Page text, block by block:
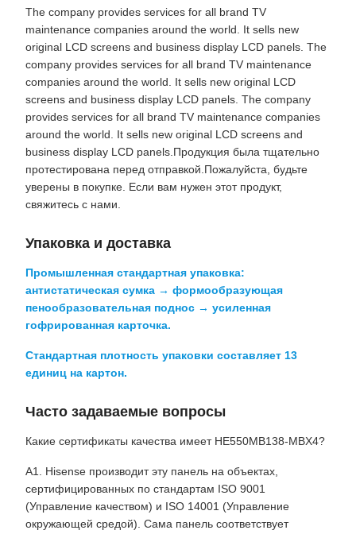
The company provides services for all brand TV
maintenance companies around the world. It sells new
original LCD screens and business display LCD panels. The
company provides services for all brand TV maintenance
companies around the world. It sells new original LCD
screens and business display LCD panels. The company
provides services for all brand TV maintenance companies
around the world. It sells new original LCD screens and
business display LCD panels.Продукция была тщательно
протестирована перед отправкой.Пожалуйста, будьте
уверены в покупке. Если вам нужен этот продукт,
свяжитесь с нами.
Упаковка и доставка
Промышленная стандартная упаковка:
антистатическая сумка → формообразующая
пенообразовательная поднос → усиленная
гофрированная карточка.
Стандартная плотность упаковки составляет 13
единиц на картон.
Часто задаваемые вопросы
Какие сертификаты качества имеет HE550MB138-MBX4?
A1. Hisense производит эту панель на объектах,
сертифицированных по стандартам ISO 9001
(Управление качеством) и ISO 14001 (Управление
окружающей средой). Сама панель соответствует